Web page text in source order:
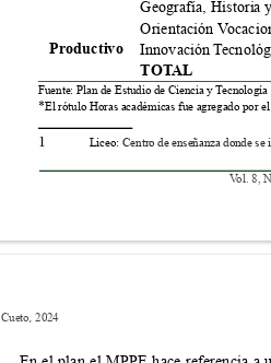
Vol. 8,
1 Liceo: Centro de enseñanza donde
Geografía, Historia
Productivo
Orientación V
Innovación T
TOTAL
Fuente: Plan de Estudio de Ciencia y T
*El rótulo Horas académicas fue agregado por
Cueto, 2024